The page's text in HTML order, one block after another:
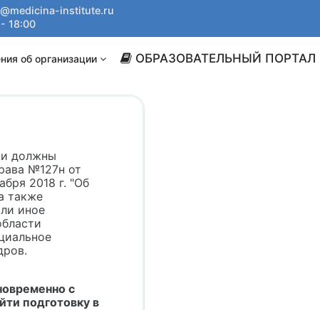
institute.ru
18:00
об организации ОБРАЗОВАТЕЛЬНЫЙ ПОРТАЛ
должны
№127н от
2018 г. "Об
также
иное
с
подготовку в